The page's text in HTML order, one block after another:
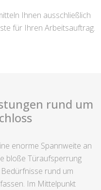
Ihnen ausschließlich
für Ihren Arbeitsauftrag.
rund um
enorme Spannweite an
bloße Türaufsperrung
rund um
Im Mittelpunkt